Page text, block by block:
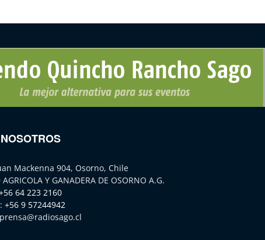
Mackenna 904, Osorno, Chile
AGRICOLA Y GANADERA DE OSORNO A.G.
64 223 2160
+56 9 57244942
prensa@radiosago.cl